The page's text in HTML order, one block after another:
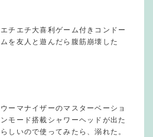
エチエチ大喜利ゲーム付きコンドー
ムを友人と遊んだら腹筋崩壊した
ウーマナイザーのマスターベーショ
ンモード搭載シャワーヘッドが出た
らしいので使ってみたら、溺れた。